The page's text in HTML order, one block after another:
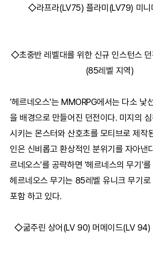
◇라프라(LV75) 플라미(LV79) 미니
◇초중반 레벨대를 위한 신규 인스턴스
(85레벨 지역)
'헤르네오스'는 MMORPG에서는 다소 낯
을 배경으로 만들어진 던전이다. 미지의
시키는 몬스터와 산호초를 모티브로 제작
인은 신비롭고 환상적인 분위기를 자아낸
르네오스'를 공략하면 '헤르네스의 무기'
헤르네오스 무기는 85레벨 유니크 무기로
포함 하고 있다.
◇굶주린 상어(LV 90) 머메이드(LV 94)